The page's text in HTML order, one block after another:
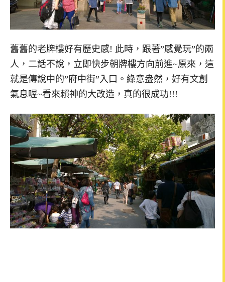
舊舊的老牌樓好有歷史感! 此時，跟著”感覺玩”的兩
人，二話不說，立即快步朝牌樓方向前進~原來，這
就是傳說中的”府中街”入口。綠意盎然，好有文創
氣息喔~看來賴神的大改造，真的很成功!!!